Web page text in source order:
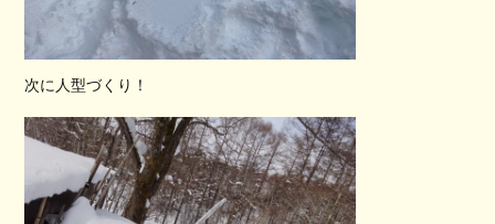
次に人型づくり！